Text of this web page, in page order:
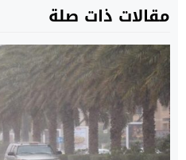
مقالات ذات صلة